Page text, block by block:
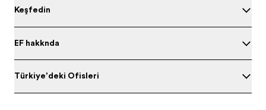
Keşfedin
EF hakkında
Türkiye’deki Ofisleri